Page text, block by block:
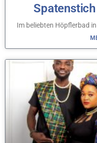
Im beliebten Höpflerbad